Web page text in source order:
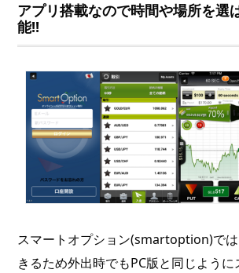
アプリ搭載なので時間や場所を選
能!!
スマートオプション(smartoption)で
きるため外出時でもPC版と同じように